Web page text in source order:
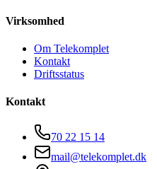
Virksomhed
Om Telekomplet
Kontakt
Driftsstatus
Kontakt
70 22 15 14
mail@telekomplet.dk